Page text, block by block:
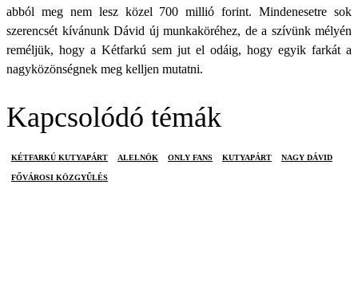
abból meg nem lesz közel 700 millió forint. Mindenesetre sok
szerencsét kívánunk Dávid új munkaköréhez, de a szívünk mélyén
reméljük, hogy a Kétfarkú sem jut el odáig, hogy egyik farkát a
nagyközönségnek meg kelljen mutatni.
Kapcsolódó témák
KÉTFARKÚ KUTYAPÁRT ALELNÖK ONLY FANS KUTYAPÁRT NAGY DÁVID
FŐVÁROSI KÖZGYŰLÉS